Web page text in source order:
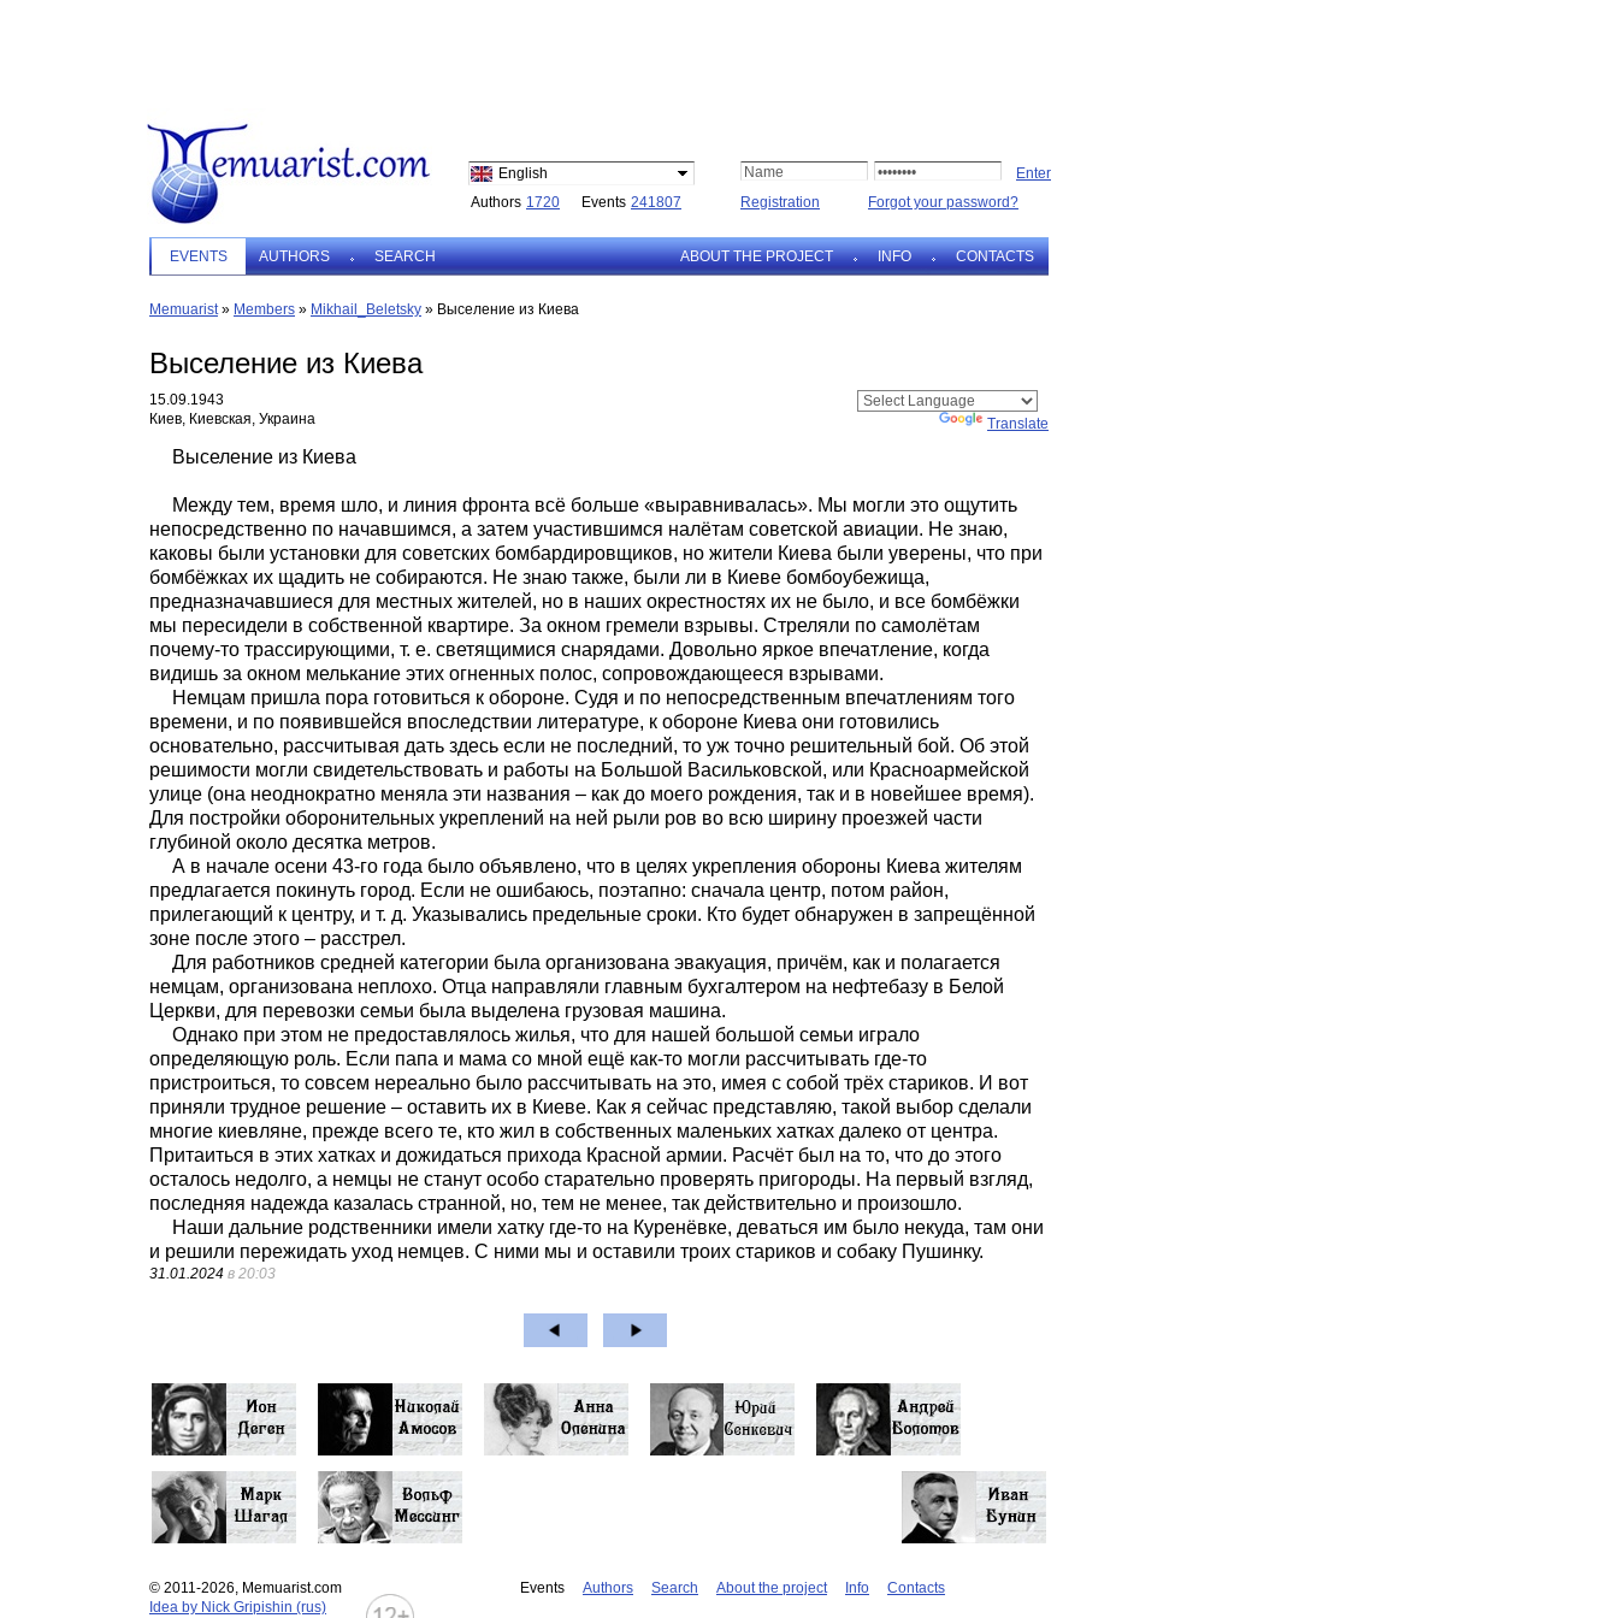
English
Authors 1720 Events 241807 Registration Forgot your password?
EVENTS AUTHORS SEARCH ABOUT THE PROJECT INFO CONTACTS
Memuarist» Members » Mikhail_Beletsky » Выселение из Киева
Выселение из Киева
15.09.1943
Киев, Киевская, Украина
Translate
Выселение из Киева
Между тем, время шло, и линия фронта всё больше «выравнивалась». Мы могли это ощутить
непосредственно по начавшимся, а затем участившимся налётам советской авиации. Не знаю,
каковы были установки для советских бомбардировщиков, но жители Киева были уверены, что при
бомбёжках их щадить не собираются. Не знаю также, были ли в Киеве бомбоубежища,
предназначавшиеся для местных жителей, но в наших окрестностях их не было, и все бомбёжки
мы пересидели в собственной квартире. За окном гремели взрывы. Стреляли по самолётам
почему-то трассирующими, т. е. светящимися снарядами. Довольно яркое впечатление, когда
видишь за окном мелькание этих огненных полос, сопровождающееся взрывами.
Немцам пришла пора готовиться к обороне. Судя и по непосредственным впечатлениям того
времени, и по появившейся впоследствии литературе, к обороне Киева они готовились
основательно, рассчитывая дать здесь если не последний, то уж точно решительный бой. Об этой
решимости могли свидетельствовать и работы на Большой Васильковской, или Красноармейской
улице (она неоднократно меняла эти названия – как до моего рождения, так и в новейшее время).
Для постройки оборонительных укреплений на ней рыли ров во всю ширину проезжей части
глубиной около десятка метров.
А в начале осени 43-го года было объявлено, что в целях укрепления обороны Киева жителям
предлагается покинуть город. Если не ошибаюсь, поэтапно: сначала центр, потом район,
прилегающий к центру, и т. д. Указывались предельные сроки. Кто будет обнаружен в запрещённой
зоне после этого – расстрел.
Для работников средней категории была организована эвакуация, причём, как и полагается
немцам, организована неплохо. Отца направляли главным бухгалтером на нефтебазу в Белой
Церкви, для перевозки семьи была выделена грузовая машина.
Однако при этом не предоставлялось жилья, что для нашей большой семьи играло
определяющую роль. Если папа и мама со мной ещё как-то могли рассчитывать где-то
пристроиться, то совсем нереально было рассчитывать на это, имея с собой трёх стариков. И вот
приняли трудное решение – оставить их в Киеве. Как я сейчас представляю, такой выбор сделали
многие киевляне, прежде всего те, кто жил в собственных маленьких хатках далеко от центра.
Притаиться в этих хатках и дожидаться прихода Красной армии. Расчёт был на то, что до этого
осталось недолго, а немцы не станут особо старательно проверять пригороды. На первый взгляд,
последняя надежда казалась странной, но, тем не менее, так действительно и произошло.
Наши дальние родственники имели хатку где-то на Куренёвке, деваться им было некуда, там они
и решили пережидать уход немцев. С ними мы и оставили троих стариков и собаку Пушинку.
31.01.2024 в 20:03
© 2011-2026, Memuarist.com
Idea by Nick Gripishin (rus)
Events Authors Search About the project Info Contacts